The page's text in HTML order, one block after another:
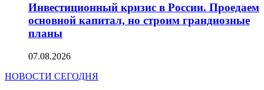
Инвестиционный кризис в России. Проедаем
основной капитал, но строим грандиозные
планы
07.08.2026
НОВОСТИ СЕГОДНЯ